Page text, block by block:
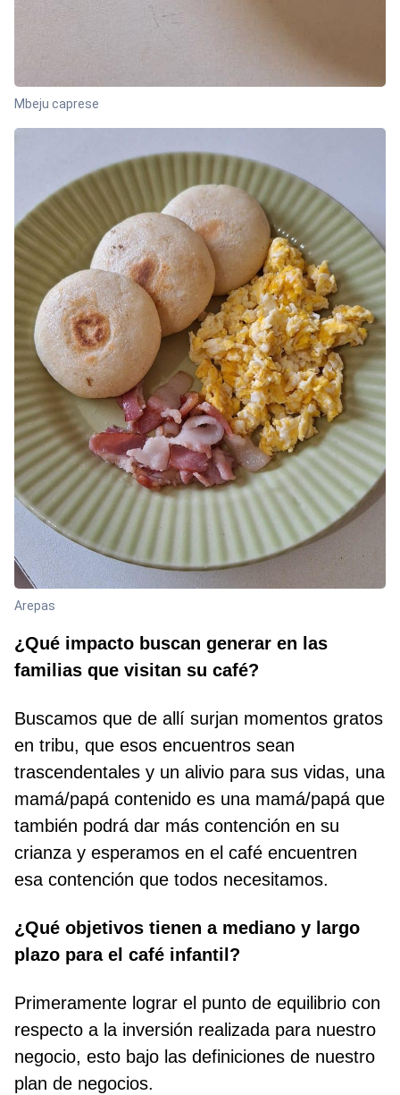
Mbeju caprese
Arepas
¿Qué impacto buscan generar en las
familias que visitan su café?
Buscamos que de allí surjan momentos gratos
en tribu, que esos encuentros sean
trascendentales y un alivio para sus vidas, una
mamá/papá contenido es una mamá/papá que
también podrá dar más contención en su
crianza y esperamos en el café encuentren
esa contención que todos necesitamos.
¿Qué objetivos tienen a mediano y largo
plazo para el café infantil?
Primeramente lograr el punto de equilibrio con
respecto a la inversión realizada para nuestro
negocio, esto bajo las definiciones de nuestro
plan de negocios.